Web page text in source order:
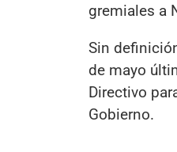
gremiales a
Sin
de mayo
Directivo
Gobierno.